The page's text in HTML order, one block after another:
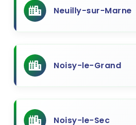
Neuilly-sur-Marne
Noisy-le-Grand
Noisy-le-Sec